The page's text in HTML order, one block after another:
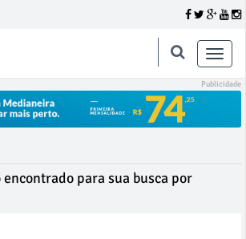
Toggle
para sua busca por